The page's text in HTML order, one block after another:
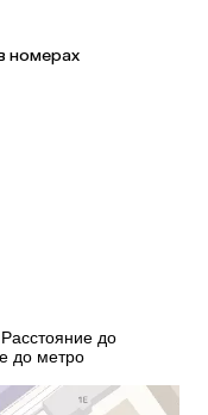
номерах
до метро